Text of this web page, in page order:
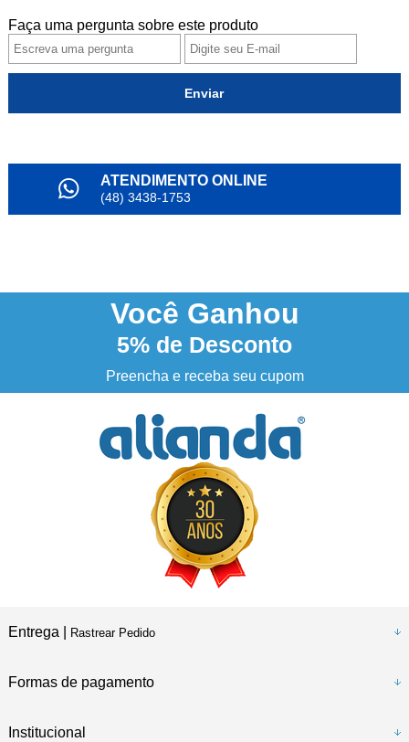
Faça uma pergunta sobre este produto
Enviar
ATENDIMENTO ONLINE
(48) 3438-1753
NOSSO INSTAGRAM @alianda_oficial
3% DESCONTO à vista no boleto ou pix
Você Ganhou
5% de Desconto
Preencha e receba seu cupom
Entrega | Rastrear Pedido
Formas de pagamento
Institucional